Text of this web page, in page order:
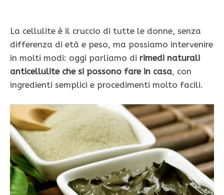
La cellulite è il cruccio di tutte le donne, senza
differenza di età e peso, ma possiamo intervenire
in molti modi: oggi parliamo di rimedi naturali
anticellulite che si possono fare in casa, con
ingredienti semplici e procedimenti molto facili.